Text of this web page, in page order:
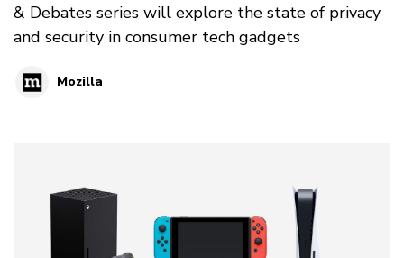
& Debates series will explore the state of privacy
and security in consumer tech gadgets
Mozilla